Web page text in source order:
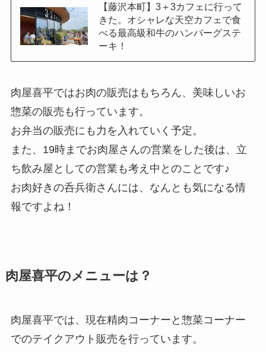
【藤沢本町】3＋3カフェに行って
きた。オシャレな天空カフェで食
べる最高級和牛のハンバーグステ
ーキ！
肉屋喜平ではお肉の販売はもちろん、美味しいお
惣菜の販売も行っています。
お弁当の販売にも力を入れていく予定。
また、19時までお肉屋さんの営業をした後は、立
ち飲み屋としての営業も考え中とのことです♪
お肉好きの呑兵衛さんには、なんとも気になる情
報ですよね！
肉屋喜平のメニューは？
肉屋喜平では、現在精肉コーナーと惣菜コーナー
でのテイクアウト販売を行っています。